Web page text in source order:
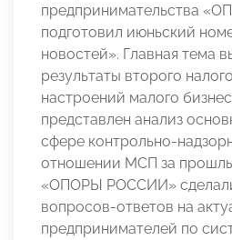
предпринимательства
подготовил июньский
новостей». Главная тема
результаты второго
настроений малого
представлен анализ
сфере контрольно-
отношении МСП за
«ОПОРЫ РОССИИ»
вопросов-ответов на
предпринимателей по